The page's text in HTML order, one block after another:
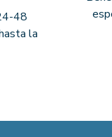
48
la